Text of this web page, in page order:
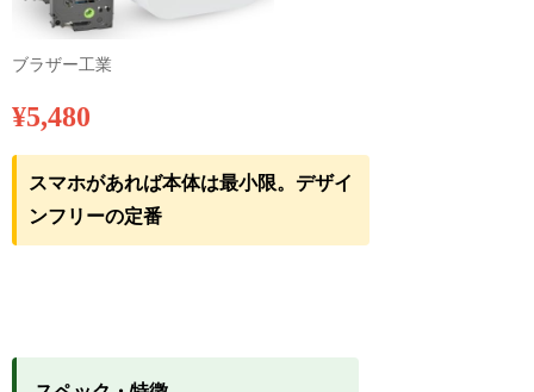
ブラザー工業
¥5,480
スマホがあれば本体は最小限。デザイ
ンフリーの定番